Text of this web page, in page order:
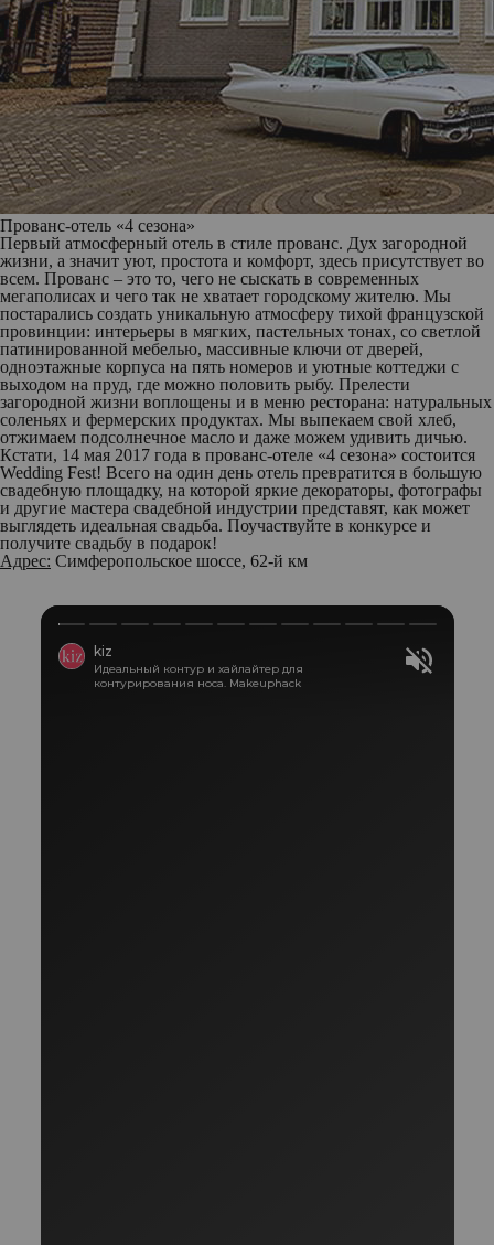
Прованс-отель «4 сезона»
Первый атмосферный отель в стиле прованс. Дух загородной
жизни, а значит уют, простота и комфорт, здесь присутствует во
всем. Прованс – это то, чего не сыскать в современных
мегаполисах и чего так не хватает городскому жителю. Мы
постарались создать уникальную атмосферу тихой французской
провинции: интерьеры в мягких, пастельных тонах, со светлой
патинированной мебелью, массивные ключи от дверей,
одноэтажные корпуса на пять номеров и уютные коттеджи с
выходом на пруд, где можно половить рыбу. Прелести
загородной жизни воплощены и в меню ресторана: натуральных
соленьях и фермерских продуктах. Мы выпекаем свой хлеб,
отжимаем подсолнечное масло и даже можем удивить дичью.
Кстати, 14 мая 2017 года в прованс-отеле «4 сезона» состоится
Wedding Fest! Всего на один день отель превратится в большую
свадебную площадку, на которой яркие декораторы, фотографы
и другие мастера свадебной индустрии представят, как может
выглядеть идеальная свадьба. Поучаствуйте в конкурсе и
получите свадьбу в подарок!
Адрес: Симферопольское шоссе, 62-й км